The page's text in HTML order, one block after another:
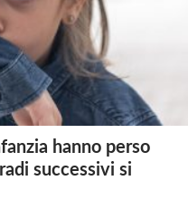
hanno perso
successivi si